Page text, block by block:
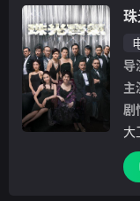
导
主
剧
大
）